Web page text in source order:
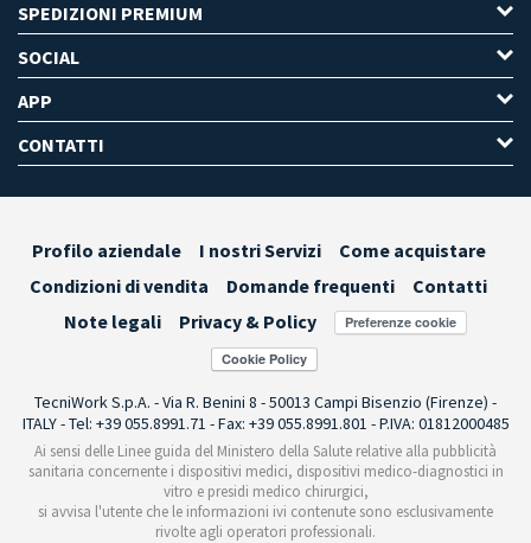
SPEDIZIONI PREMIUM
SOCIAL
APP
CONTATTI
Profilo aziendale I nostri Servizi
Come acquistare
Condizioni di vendita
Domande frequenti
Contatti
Note legali
Privacy & Policy Preferenze cookie
TecniWork S.p.A. - Via R. Benini 8 - 50013 Campi Bisenzio (Firenze) -
ITALY - Tel: +39 055.8991.71 - Fax: +39 055.8991.801 - P.IVA: 01812000485
Ai sensi delle Linee guida del Ministero della Salute relative alla pubblicità
sanitaria concernente i dispositivi medici, dispositivi medico-diagnostici in
vitro e presidi medico chirurgici,
si avvisa l'utente che le informazioni ivi contenute sono esclusivamente
rivolte agli operatori professionali.